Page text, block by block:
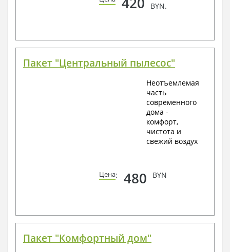
BYN.
Пакет "Центральный пылесос"
Неотъемлемая
часть
современного
дома -
комфорт,
чистота и
свежий воздух
Цена: 480 BYN
Пакет "Комфортный дом"